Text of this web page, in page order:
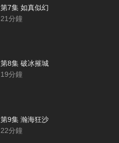
第7集 如真似幻
21分鐘
第8集 破冰摧城
19分鐘
第9集 瀚海狂沙
22分鐘